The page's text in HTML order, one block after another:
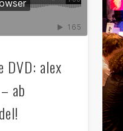
DVD: alex
ab